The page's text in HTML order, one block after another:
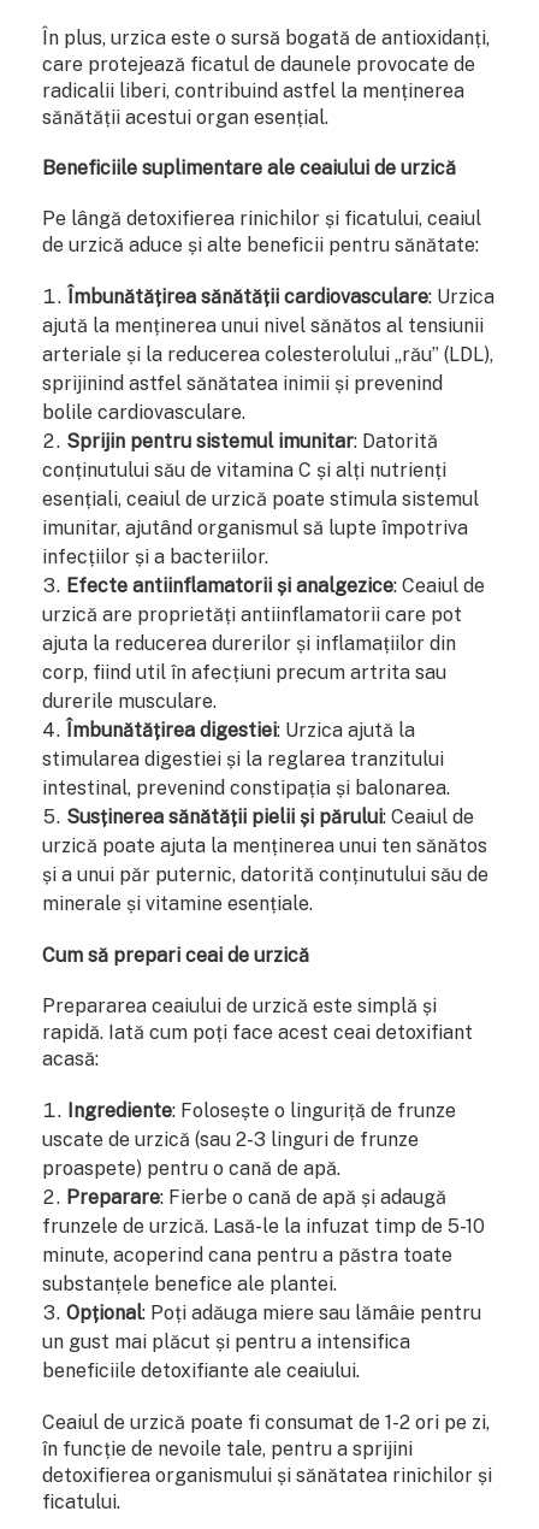
În plus, urzica este o sursă bogată de antioxidanți,
care protejează ficatul de daunele provocate de
radicalii liberi, contribuind astfel la menținerea
sănătății acestui organ esențial.
Beneficiile suplimentare ale ceaiului de urzică
Pe lângă detoxifierea rinichilor și ficatului, ceaiul
de urzică aduce și alte beneficii pentru sănătate:
Îmbunătățirea sănătății cardiovasculare: Urzica
ajută la menținerea unui nivel sănătos al tensiunii
arteriale și la reducerea colesterolului „rău” (LDL),
sprijinind astfel sănătatea inimii și prevenind
bolile cardiovasculare.
Sprijin pentru sistemul imunitar: Datorită
conținutului său de vitamina C și alți nutrienți
esențiali, ceaiul de urzică poate stimula sistemul
imunitar, ajutând organismul să lupte împotriva
infecțiilor și a bacteriilor.
Efecte antiinflamatorii și analgezice: Ceaiul de
urzică are proprietăți antiinflamatorii care pot
ajuta la reducerea durerilor și inflamațiilor din
corp, fiind util în afecțiuni precum artrita sau
durerile musculare.
Îmbunătățirea digestiei: Urzica ajută la
stimularea digestiei și la reglarea tranzitului
intestinal, prevenind constipația și balonarea.
Susținerea sănătății pielii și părului: Ceaiul de
urzică poate ajuta la menținerea unui ten sănătos
și a unui păr puternic, datorită conținutului său de
minerale și vitamine esențiale.
Cum să prepari ceai de urzică
Prepararea ceaiului de urzică este simplă și
rapidă. Iată cum poți face acest ceai detoxifiant
acasă:
Ingrediente: Folosește o linguriță de frunze
uscate de urzică (sau 2-3 linguri de frunze
proaspete) pentru o cană de apă.
Preparare: Fierbe o cană de apă și adaugă
frunzele de urzică. Lasă-le la infuzat timp de 5-10
minute, acoperind cana pentru a păstra toate
substanțele benefice ale plantei.
Opțional: Poți adăuga miere sau lămâie pentru
un gust mai plăcut și pentru a intensifica
beneficiile detoxifiante ale ceaiului.
Ceaiul de urzică poate fi consumat de 1-2 ori pe zi,
în funcție de nevoile tale, pentru a sprijini
detoxifierea organismului și sănătatea rinichilor și
ficatului.